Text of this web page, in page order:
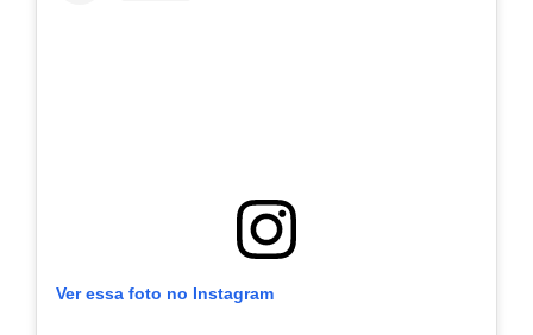
Ver essa foto no Instagram